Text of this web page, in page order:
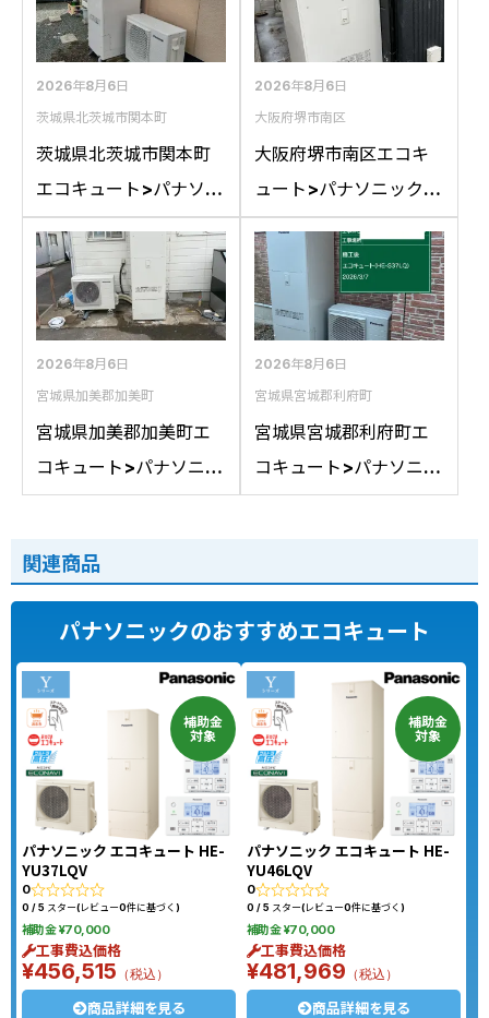
2026年8月6日
茨城県北茨城市関本町
茨城県北茨城市関本町
エコキュート>パナソニ
ック交換工事施工事
例：コロナCTU-
37D1A10からパナソニ
ックHE-S37LQSへの交
換
2026年8月6日
大阪府堺市南区
大阪府堺市南区エコキ
ュート>パナソニック交
換工事施工事例：パナ
ソニックHE-
46D1QRAPSからパナ
ソニックHE-D46FQS
への交換
2026年8月6日
宮城県加美郡加美町
宮城県加美郡加美町エ
コキュート>パナソニッ
ク交換工事施工事例：
からパナソニックHE-
LS46LQSへの交換
2026年8月6日
宮城県宮城郡利府町
宮城県宮城郡利府町エ
コキュート>パナソニッ
ク交換工事施工事例：
ックHE-S37LQSへの交
換
関連商品
パナソニックのおすすめエコキュート
補助金
対象
パナソニック エコキュート HE-
YU37LQV
0
0 / 5 スター(レビュー0件に基づく)
補助金 ¥70,000
工事費込価格
¥456,515 （税込）
商品詳細を見る
補助金
対象
パナソニック エコキュート HE-
YU46LQV
0
0 / 5 スター(レビュー0件に基づく)
補助金 ¥70,000
工事費込価格
¥481,969 （税込）
商品詳細を見る